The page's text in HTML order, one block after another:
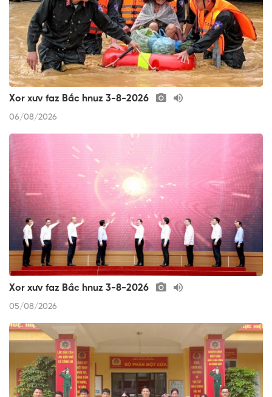
Xor xưv faz Bắc hnuz 3-8-2026
06/08/2026
Xor xưv faz Bắc hnuz 3-8-2026
05/08/2026